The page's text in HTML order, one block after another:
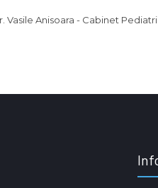
Vasile Anisoara - Cabinet